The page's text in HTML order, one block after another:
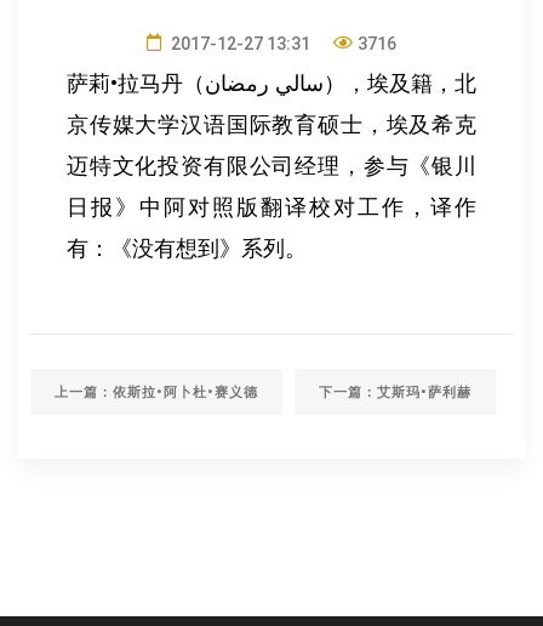
2017-12-27 13:31 3716
萨莉•拉马丹（سالي رمضان），埃及籍，北
京传媒大学汉语国际教育硕士，埃及希克
迈特文化投资有限公司经理，参与《银川
日报》中阿对照版翻译校对工作，译作
有：《没有想到》系列。
上一篇：依斯拉•阿卜杜•赛义德 下一篇：艾斯玛•萨利赫